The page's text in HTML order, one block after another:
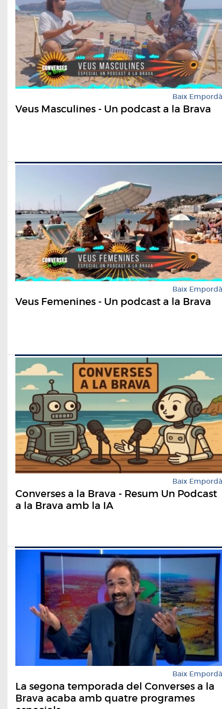
Baix Empordà
Veus Masculines - Un podcast a la Brava
Baix Empordà
Veus Femenines - Un podcast a la Brava
Baix Empordà
Converses a la Brava - Resum Un Podcast
a la Brava amb la IA
Baix Empordà
La segona temporada del Converses a la
Brava acaba amb quatre programes